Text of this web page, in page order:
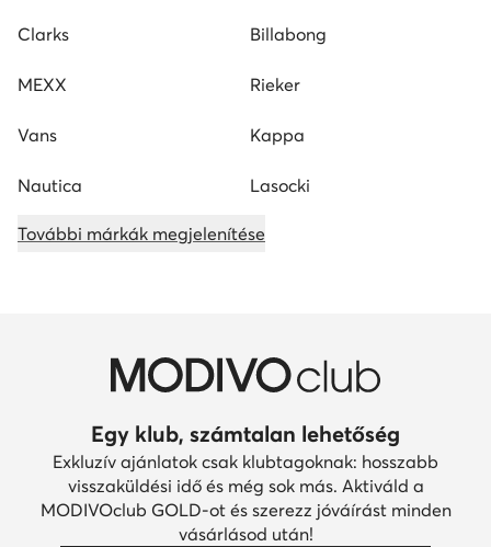
Clarks Billabong
MEXX Rieker
Vans Kappa
Nautica Lasocki
További márkák megjelenítése
Egy klub, számtalan lehetőség
Exkluzív ajánlatok csak klubtagoknak: hosszabb
visszaküldési idő és még sok más. Aktiváld a
MODIVOclub GOLD-ot és szerezz jóváírást minden
vásárlásod után!